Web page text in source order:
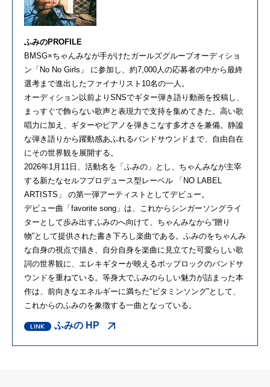
ふみのPROFILE
BMSG×ちゃんみなが手がけたガールズグループオーディショ
ン「No No Girls」 に参加し、約7,000人の応募者の中から最終
選考まで進出したファイナリスト10名の一人。
オーディション以前よりSNSでギター弾き語り動画を投稿し、
まっすぐで飾らない歌声と表現力で支持を集めてきた。高い歌
唱力に加え、ギターやピアノを弾きこなす多才さを兼備。静謐
な弾き語りから躍動感あふれるバンドサウンドまで、自由自在
にその世界観を展開する。
2026年1月11日、活動名を「ふみの」とし、ちゃんみなが主宰
する新たなセルフプロデュース型レーベル 「NO LABEL
ARTISTS」 の第一弾アーティストとしてデビュー。
デビュー曲「favorite song」は、これからシンガーソングライ
ターとして歩み出すふみのへ向けて、ちゃんみなから“贈り
物”として提供された書き下ろし楽曲である。ふみのをちゃんみ
な自身の視点で描き、自分自身を楽曲に見立てた可愛らしい歌
詞の世界観に、エレキギターが映えるポップロックのバンドサ
ウンドを重ねている。等身大でふみのらしい魅力が詰まった本
作は、前向きなエネルギーに満ちた“ビタミンソング”として、
これからのふみのを象徴する一曲となっている。
ふみの HP